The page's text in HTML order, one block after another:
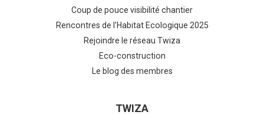
Coup de pouce visibilité chantier
Rencontres de l'Habitat Ecologique 2025
Rejoindre le réseau Twiza
Eco-construction
Le blog des membres
TWIZA